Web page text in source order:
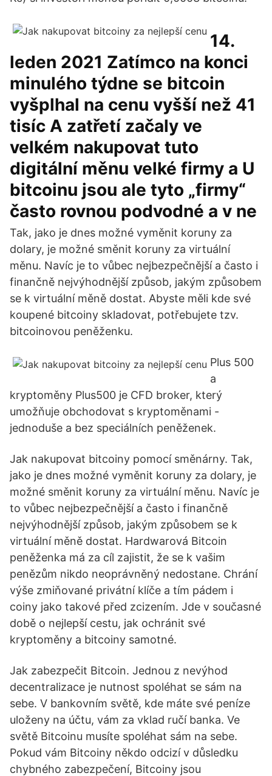
14.
leden 2021 Zatímco na konci
minulého týdne se bitcoin
vyšplhal na cenu vyšší než 41
tisíc A zatřetí začaly ve
velkém nakupovat tuto
digitální měnu velké firmy a U
bitcoinu jsou ale tyto „firmy“
často rovnou podvodné a v ne
Tak, jako je dnes možné vyměnit koruny za
dolary, je možné směnit koruny za virtuální
měnu. Navíc je to vůbec nejbezpečnější a často i
finančně nejvýhodnější způsob, jakým způsobem
se k virtuální měně dostat. Abyste měli kde své
koupené bitcoiny skladovat, potřebujete tzv.
bitcoinovou peněženku.
Plus 500
a
kryptoměny Plus500 je CFD broker, který
umožňuje obchodovat s kryptoměnami -
jednoduše a bez speciálních peněženek.
Jak nakupovat bitcoiny pomocí směnárny. Tak,
jako je dnes možné vyměnit koruny za dolary, je
možné směnit koruny za virtuální měnu. Navíc je
to vůbec nejbezpečnější a často i finančně
nejvýhodnější způsob, jakým způsobem se k
virtuální měně dostat. Hardwarová Bitcoin
peněženka má za cíl zajistit, že se k vašim
penězům nikdo neoprávněný nedostane. Chrání
výše zmiňované privátní klíče a tím pádem i
coiny jako takové před zcizením. Jde v současné
době o nejlepší cestu, jak ochránit své
kryptoměny a bitcoiny samotné.
Jak zabezpečit Bitcoin. Jednou z nevýhod
decentralizace je nutnost spoléhat se sám na
sebe. V bankovním světě, kde máte své peníze
uloženy na účtu, vám za vklad ručí banka. Ve
světě Bitcoinu musíte spoléhat sám na sebe.
Pokud vám Bitcoiny někdo odcizí v důsledku
chybného zabezpečení, Bitcoiny jsou